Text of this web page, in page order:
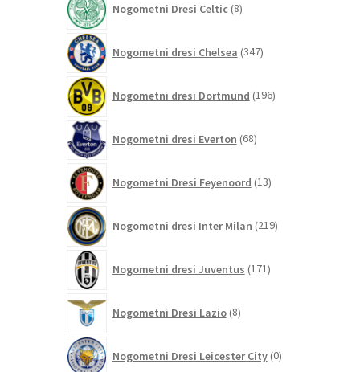
Nogometni Dresi Celtic 8izdelkov
Nogometni dresi Chelsea 347izdelkov
Nogometni dresi Dortmund 196izdelkov
Nogometni dresi Everton 68izdelkov
Nogometni Dresi Feyenoord 13izdelkov
Nogometni dresi Inter Milan 219izdelkov
Nogometni dresi Juventus 171izdelkov
Nogometni Dresi Lazio 8izdelkov
Nogometni Dresi Leicester City 0izdelkov